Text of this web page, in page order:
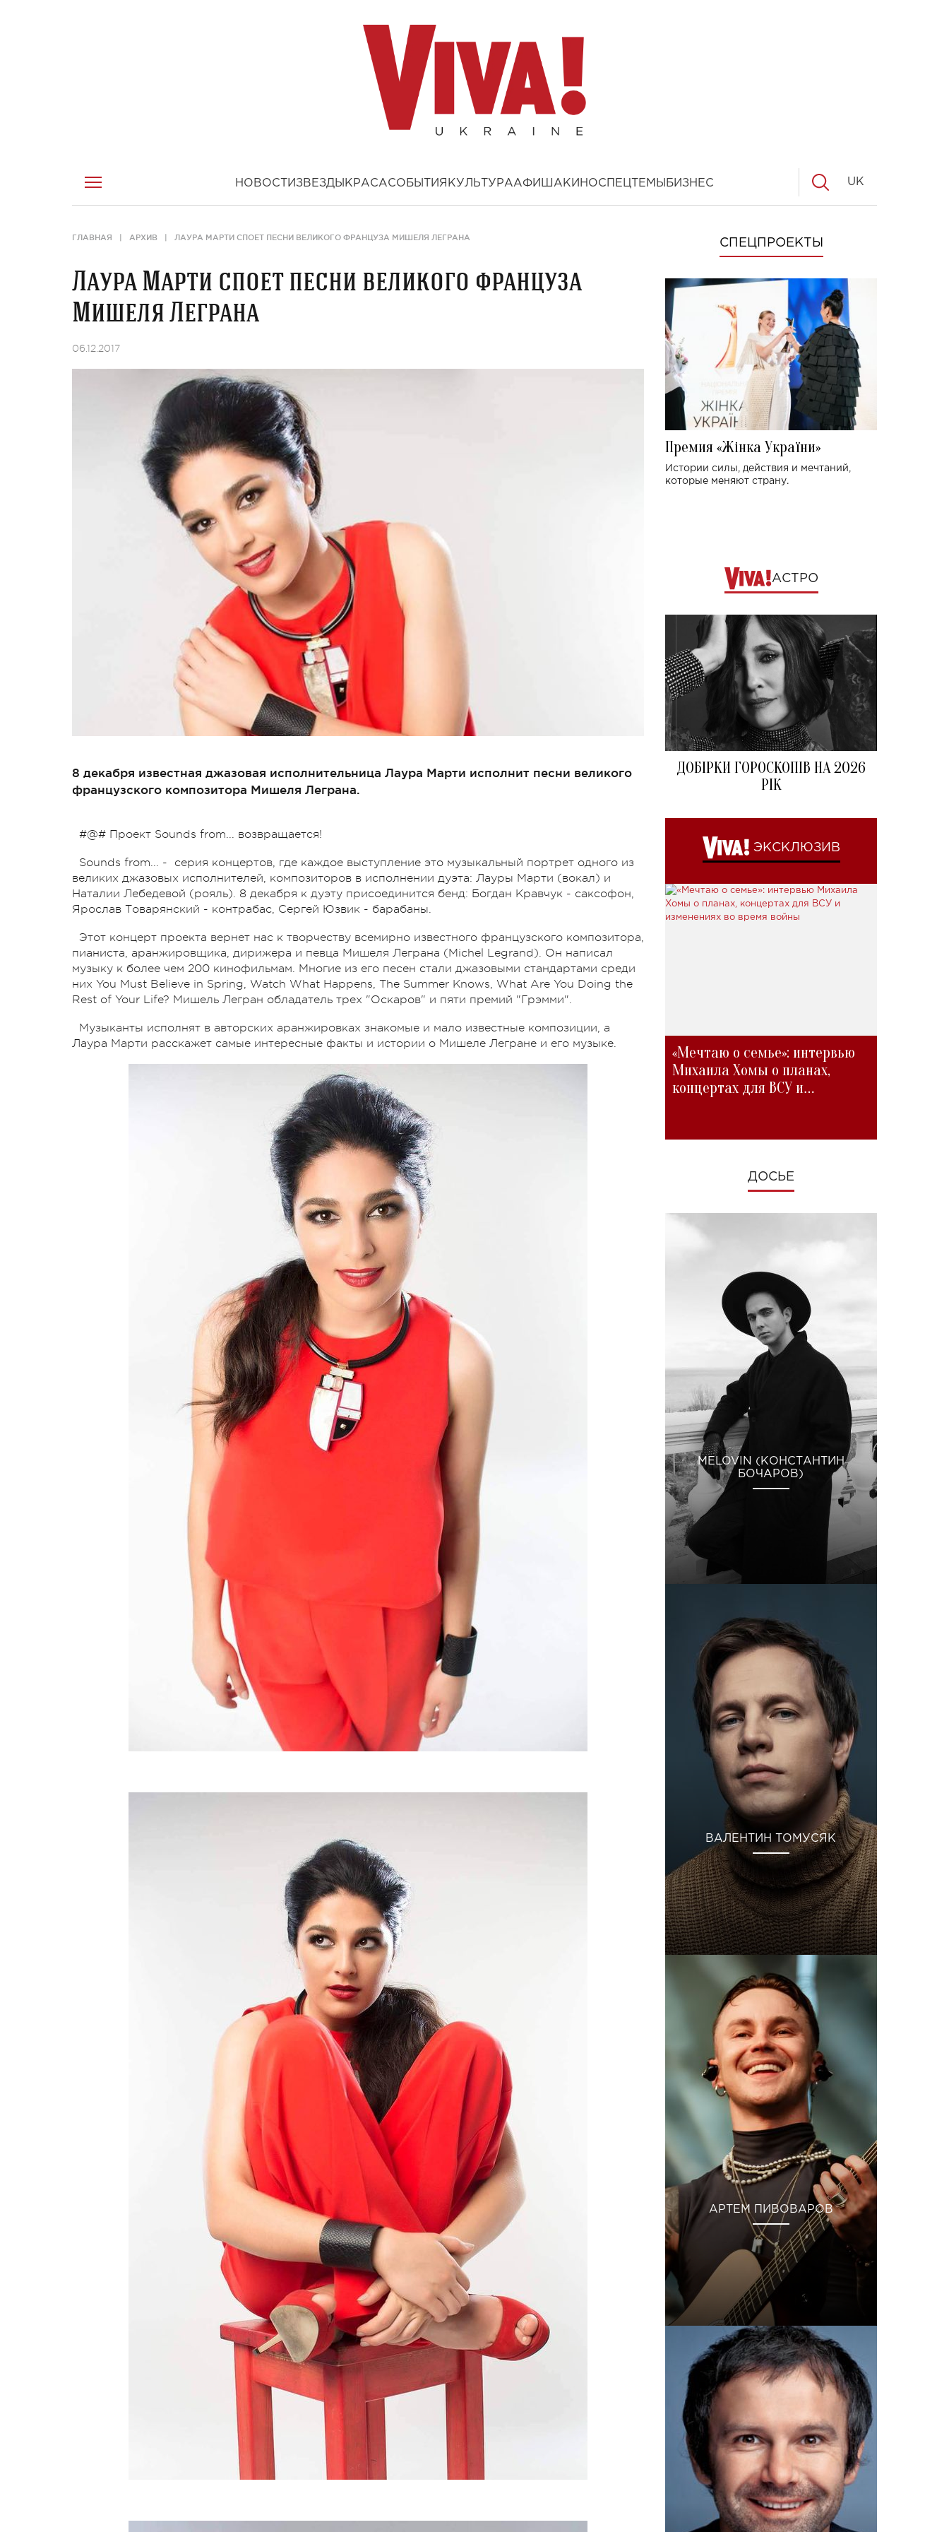
НОВОСТИ ЗВЕЗДЫ КРАСАСОБЫТИЯ КУЛЬТУРААФИША КИНОСПЕЦТЕМЫ БИЗНЕС UK
ГЛАВНАЯ АРХИВ ЛАУРА МАРТИ СПОЕТ ПЕСНИ ВЕЛИКОГО ФРАНЦУЗА МИШЕЛЯ ЛЕГРАНА
Лаура Марти споет песни великого француза
Мишеля Леграна
06.12.2017
8 декабря известная джазовая исполнительница Лаура Марти исполнит песни великого
французского композитора Мишеля Леграна.
#@# Проект Sounds from... возвращается!
Sounds from... - серия концертов, где каждое выступление это музыкальный портрет одного из
великих джазовых исполнителей, композиторов в исполнении дуэта: Лауры Марти (вокал) и
Наталии Лебедевой (рояль). 8 декабря к дуэту присоединится бенд: Богдан Кравчук - саксофон,
Ярослав Товарянский - контрабас, Сергей Юзвик - барабаны.
Этот концерт проекта вернет нас к творчеству всемирно известного французского композитора,
пианиста, аранжировщика, дирижера и певца Мишеля Леграна (Michel Legrand). Он написал
музыку к более чем 200 кинофильмам. Многие из его песен стали джазовыми стандартами среди
них You Must Believe in Spring, Watch What Happens, The Summer Knows, What Are You Doing the
Rest of Your Life? Мишель Легран обладатель трех "Оскаров" и пяти премий "Грэмми".
Музыканты исполнят в авторских аранжировках знакомые и мало известные композиции, а
Лаура Марти расскажет самые интересные факты и истории о Мишеле Легране и его музыке.
СПЕЦПРОЕКТЫ
Премия «Жінка України»
Истории силы, действия и мечтаний,
которые меняют страну.
АСТРО
ДОБІРКИ ГОРОСКОПІВ НА 2026
РІК
ЭКСКЛЮЗИВ
«Мечтаю о семье»: интервью
Михаила Хомы о планах,
концертах для ВСУ и
ДОСЬЕ
MELOVIN (КОНСТАНТИН
БОЧАРОВ)
ВАЛЕНТИН ТОМУСЯК
АРТЕМ ПИВОВАРОВ